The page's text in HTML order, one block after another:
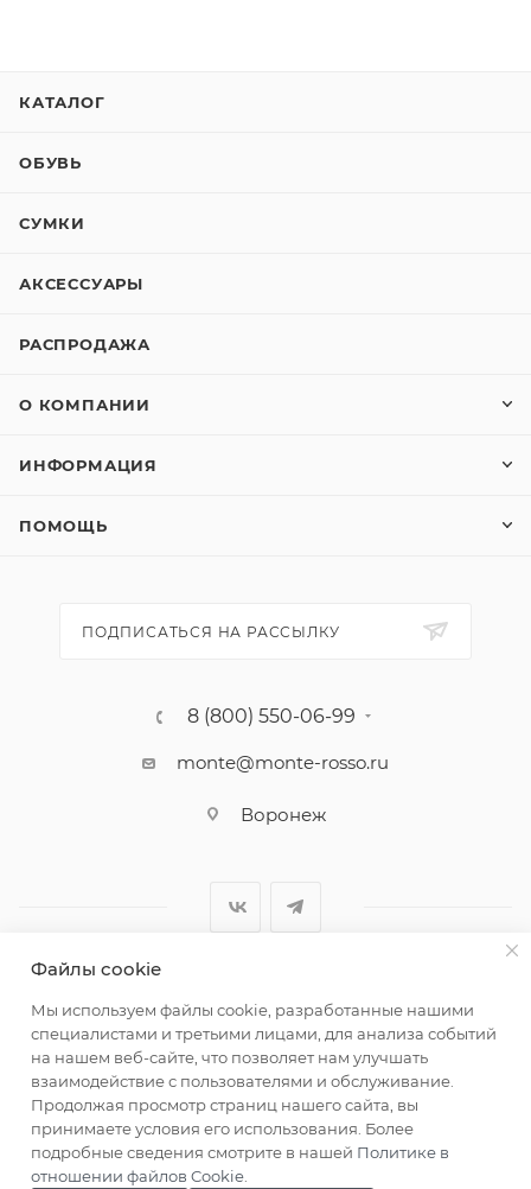
КАТАЛОГ
ОБУВЬ
СУМКИ
АКСЕССУАРЫ
РАСПРОДАЖА
О КОМПАНИИ
ИНФОРМАЦИЯ
ПОМОЩЬ
ПОДПИСАТЬСЯ НА РАССЫЛКУ
8 (800) 550-06-99
monte@monte-rosso.ru
Воронеж
женщин
Файлы cookie
Мы используем файлы cookie, разработанные нашими
специалистами и третьими лицами, для анализа событий
на нашем веб-сайте, что позволяет нам улучшать
взаимодействие с пользователями и обслуживание.
Продолжая просмотр страниц нашего сайта, вы
принимаете условия его использования. Более
подробные сведения смотрите в нашей Политике в
отношении файлов Cookie